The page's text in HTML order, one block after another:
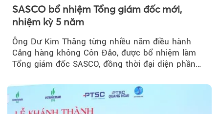
SASCO bổ nhiệm Tổng giám đốc mới,
nhiệm kỳ 5 năm
Ông Dư Kim Thăng từng nhiều năm điều hành
Cảng hàng không Côn Đảo, được bổ nhiệm làm
Tổng giám đốc SASCO, đồng thời đại diện phần